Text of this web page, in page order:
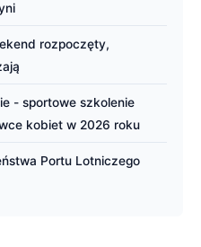
rozpoczęty,
- sportowe szkolenie
kobiet w 2026 roku
Portu Lotniczego